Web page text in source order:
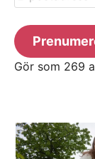
postadress
Gör som 269